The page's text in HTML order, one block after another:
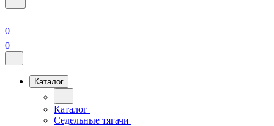
0
0
Каталог
Каталог
Седельные тягачи